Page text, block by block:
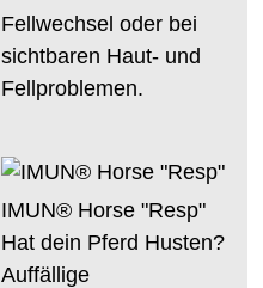
Fellwechsel oder bei
sichtbaren Haut- und
Fellproblemen.
IMUN® Horse "Resp"
Hat dein Pferd Husten?
Auffällige